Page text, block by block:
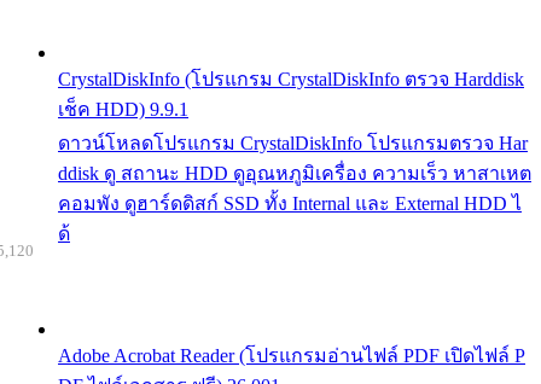
CrystalDiskInfo (โปรแกรม CrystalDiskInfo ตรวจ Harddisk
เช็ค HDD) 9.9.1
ดาวน์โหลดโปรแกรม CrystalDiskInfo โปรแกรมตรวจ Har
ddisk ดู สถานะ HDD ดูอุณหภูมิเครื่อง ความเร็ว หาสาเหต
คอมพัง ดูฮาร์ดดิสก์ SSD ทั้ง Internal และ External HDD ไ
ด้
Adobe Acrobat Reader (โปรแกรมอ่านไฟล์ PDF เปิดไฟล์ P